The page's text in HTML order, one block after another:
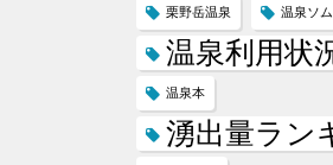
栗野岳温泉 温泉ソ
温泉利用状
温泉本
湧出量ラン